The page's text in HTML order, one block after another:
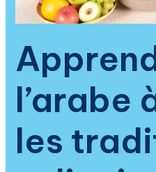
l’arabe
les
la
spiritualité
de
la
culture
islamique